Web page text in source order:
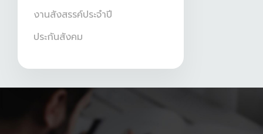
งานสังสรรค์ประจำปี
ประกันสังคม